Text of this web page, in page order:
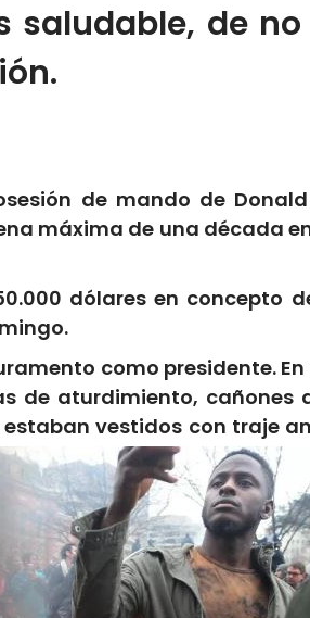
saludable, de
de mando de
máxima de una década
dólares en concepto
como presidente.
de aturdimiento, cañones
vestidos con traje